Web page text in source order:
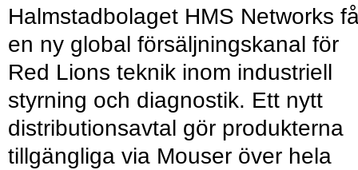
Halmstadbolaget HMS Networks
en ny global försäljningskanal för
Red Lions teknik inom industriell
styrning och diagnostik. Ett nytt
distributionsavtal gör produkterna
tillgängliga via Mouser över hela